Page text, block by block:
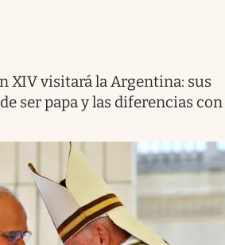
XIV visitará la Argentina: sus
ser papa y las diferencias con